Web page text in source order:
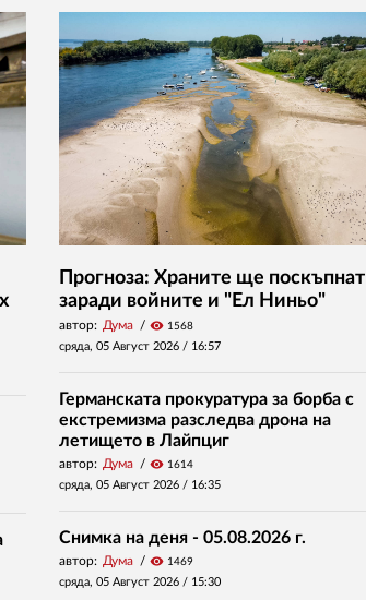
Прогноза: Храните ще поскъпнат
заради войните и "Ел Ниньо"
автор: Дума visibility 1568
сряда, 05 Август 2026 / 16:57
Германската прокуратура за борба с
екстремизма разследва дрона на
летището в Лайпциг
автор: Дума visibility 1614
сряда, 05 Август 2026 / 16:35
Снимка на деня - 05.08.2026 г.
автор: Дума visibility 1469
сряда, 05 Август 2026 / 15:30